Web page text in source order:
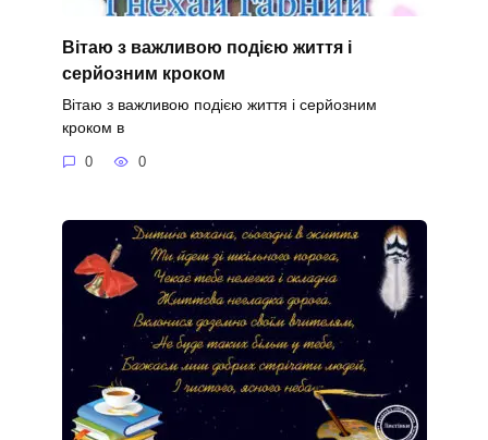
Вітаю з важливою подією життя і
серйозним кроком
Вітаю з важливою подією життя і серйозним
кроком в
0 0